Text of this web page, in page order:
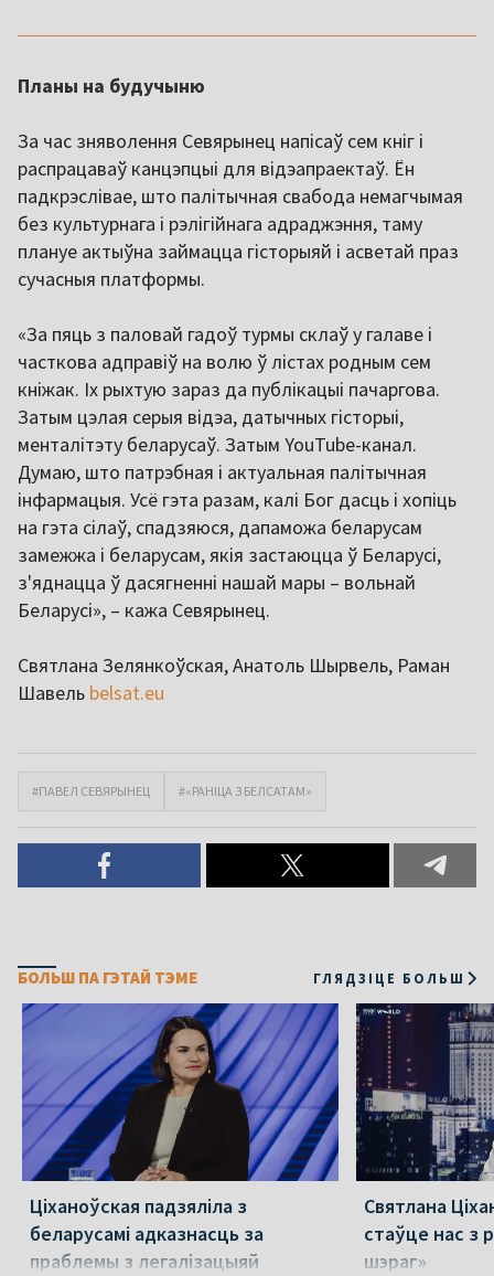
Планы на будучыню
За час зняволення Севярынец напісаў сем кніг і
распрацаваў канцэпцыі для відэапраектаў. Ён
падкрэслівае, што палітычная свабода немагчымая
без культурнага і рэлігійнага адраджэння, таму
плануе актыўна займацца гісторыяй і асветай праз
сучасныя платформы.
«За пяць з паловай гадоў турмы склаў у галаве і
часткова адправіў на волю ў лістах родным сем
кніжак. Іх рыхтую зараз да публікацыі пачаргова.
Затым цэлая серыя відэа, датычных гісторыі,
менталітэту беларусаў. Затым YouTube-канал.
Думаю, што патрэбная і актуальная палітычная
інфармацыя. Усё гэта разам, калі Бог дасць і хопіць
на гэта сілаў, спадзяюся, дапаможа беларусам
замежжа і беларусам, якія застаюцца ў Беларусі,
з'яднацца ў дасягненні нашай мары – вольнай
Беларусі», – кажа Севярынец.
Святлана Зелянкоўская, Анатоль Шырвель, Раман
Шавель belsat.eu
#ПАВЕЛ СЕВЯРЫНЕЦ #«РАНІЦА З БЕЛСАТАМ»
БОЛЬШ ПА ГЭТАЙ ТЭМЕ ГЛЯДЗІЦЕ БОЛЬШ
Ціханоўская падзяліла з
беларусамі адказнасць за
праблемы з легалізацыяй
Святлана
стаўце нас з
шэраг»